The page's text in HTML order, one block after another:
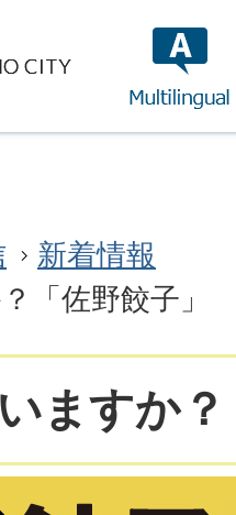
新着情報
「佐野餃子」
ますか